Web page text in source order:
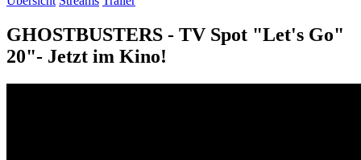
GHOSTBUSTERS - TV Spot "Let's Go"
20"- Jetzt im Kino!